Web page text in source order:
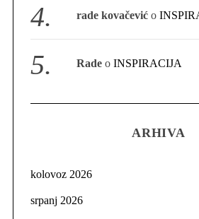
rade kovačević o
Rade oINSPIRACIJA
ARHIVA
kolovoz 2026
srpanj 2026